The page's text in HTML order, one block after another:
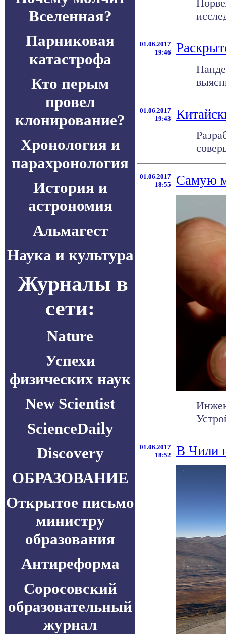
Вселенная?
Парниковая
катастрофа
Кто перым
провел
клонирование?
Хронология и
парахронология
История и
астрономия
Альмагест
Наука и культура
Журналы в
сети:
Nature
Успехи
физических наук
New Scientist
ScienceDaily
Discovery
ОБРАЗОВАНИЕ
Открытое письмо
министру
образования
Антиреформа
Соросовский
образовательный
журнал
01.06.2017
19:46
01.06.2017
19:43
01.06.2017
18:55
Самую
01.06.2017
18:52
В Чили